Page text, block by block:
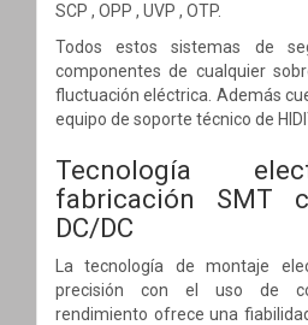
SCP , OPP , UVP , OTP.
Todos estos sistemas de
componentes de cualquier
fluctuación eléctrica. Además
equipo de soporte técnico de
Tecnología
fabricación SMT
DC/DC
La tecnología de montaje
precisión con el uso de
rendimiento ofrece una